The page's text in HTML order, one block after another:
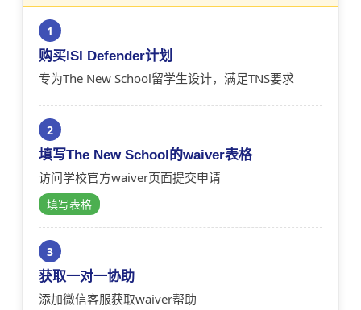
1
购买ISI Defender计划
专为The New School留学生设计，满足TNS要求
2
填写The New School的waiver表格
访问学校官方waiver页面提交申请
填写表格
3
获取一对一协助
添加微信客服获取waiver帮助